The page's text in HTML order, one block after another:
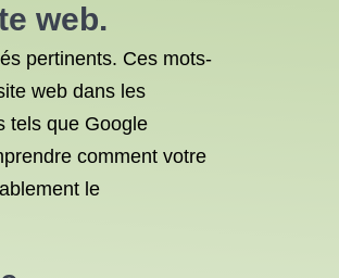
web.
pertinents. Ces mots-
web dans les
tels que Google
comment votre
le